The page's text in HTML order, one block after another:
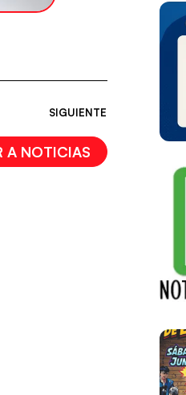
SIGUIENTE
A NOTICIAS